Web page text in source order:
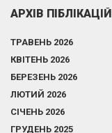
АРХІВ ПІБЛІКАЦІЙ
ТРАВЕНЬ 2026
КВІТЕНЬ 2026
БЕРЕЗЕНЬ 2026
ЛЮТИЙ 2026
СІЧЕНЬ 2026
ГРУДЕНЬ 2025